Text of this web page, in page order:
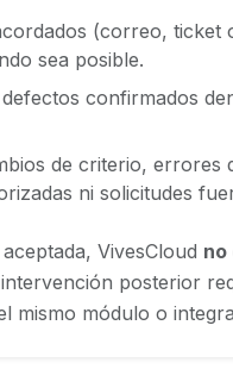
(correo,
sea posible.
confirmados
de criterio, errores
ni solicitudes
VivesCloud no
posterior
mismo módulo o